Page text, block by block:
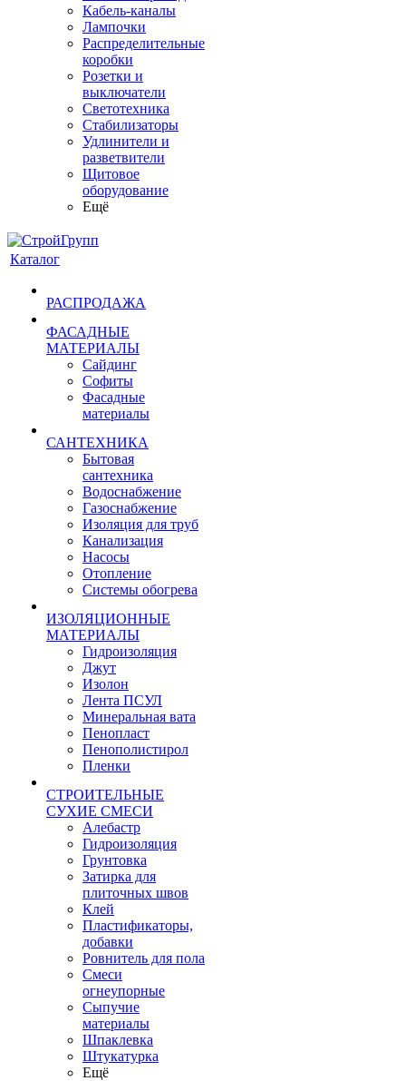
Кабель-каналы
Лампочки
Распределительные
коробки
Розетки и
выключатели
Светотехника
Стабилизаторы
Удлинители и
разветвители
Щитовое
оборудование
Ещё
Каталог
РАСПРОДАЖА
ФАСАДНЫЕ
МАТЕРИАЛЫ
Сайдинг
Софиты
Фасадные
материалы
САНТЕХНИКА
Бытовая
сантехника
Водоснабжение
Газоснабжение
Изоляция для труб
Канализация
Насосы
Отопление
Системы обогрева
ИЗОЛЯЦИОННЫЕ
МАТЕРИАЛЫ
Гидроизоляция
Джут
Изолон
Лента ПСУЛ
Минеральная вата
Пенопласт
Пенополистирол
Пленки
СТРОИТЕЛЬНЫЕ
СУХИЕ СМЕСИ
Алебастр
Гидроизоляция
Грунтовка
Затирка для
плиточных швов
Клей
Пластификаторы,
добавки
Ровнитель для пола
Смеси
огнеупорные
Сыпучие
материалы
Шпаклевка
Штукатурка
Ещё